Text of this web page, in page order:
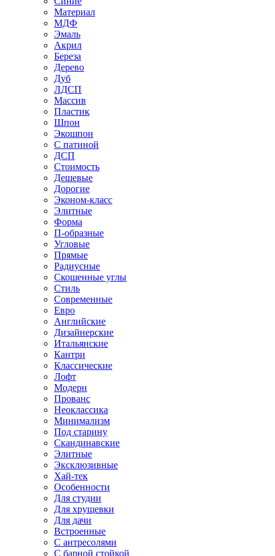
Материал
МДФ
Эмаль
Акрил
Береза
Дерево
Дуб
ЛДСП
Массив
Пластик
Шпон
Экошпон
С патиной
ДСП
Стоимость
Дешевые
Дорогие
Эконом-класс
Элитные
Форма
П-образные
Угловые
Прямые
Радиусные
Скошенные углы
Стиль
Современные
Евро
Английские
Дизайнерские
Итальянские
Кантри
Классические
Лофт
Модерн
Прованс
Неоклассика
Минимализм
Под старину
Скандинавские
Элитные
Эксклюзивные
Хай-тек
Особенности
Для студии
Для хрущевки
Для дачи
Встроенные
С антресолями
С барной стойкой